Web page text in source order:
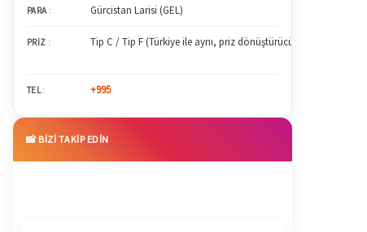
PARA : Gürcistan Larisi (GEL)
PRIZ : Tip C / Tip F (Türkiye ile aynı, priz dönüştürücü gerekmez)
TEL: +995
📸 BİZİ TAKİP EDİN